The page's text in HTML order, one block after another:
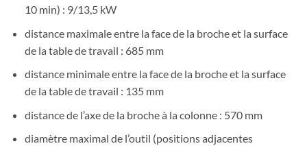
10 min) : 9/13,5 kW
distance maximale entre la face de la broche et la surface
de la table de travail : 685 mm
distance minimale entre la face de la broche et la surface
de la table de travail : 135 mm
distance de l’axe de la broche à la colonne : 570 mm
diamètre maximal de l’outil (positions adjacentes